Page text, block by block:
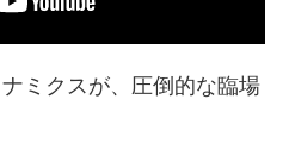
ミクスが、圧倒的な臨場